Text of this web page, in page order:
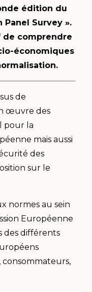
édition du
Panel Survey ».
de comprendre
économiques
de
œuvre des
pour la
mais aussi
des
sur le
normes au sein
Européenne
des différents
consommateurs,